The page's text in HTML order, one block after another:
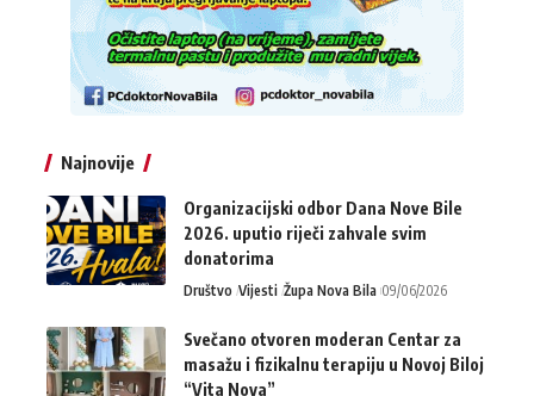
Najnovije
Organizacijski odbor Dana Nove Bile
2026. uputio riječi zahvale svim
donatorima
Društvo Vijesti Župa Nova Bila 09/06/2026
Svečano otvoren moderan Centar za
masažu i fizikalnu terapiju u Novoj Biloj
“Vita Nova”